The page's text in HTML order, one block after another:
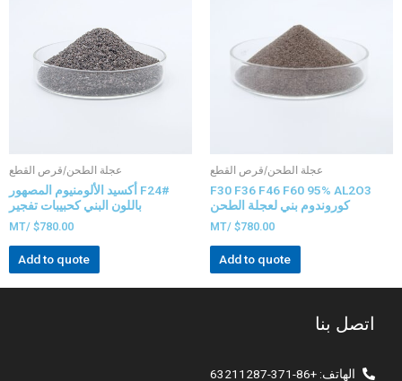
عجلة الطحن/قرص القطع
F30 F36 F46 F60 95% AL2O3
كوروندوم بني لعجلة الطحن
$780.00
/MT
Add to quote
عجلة الطحن/قرص القطع
F24# أكسيد الألومنيوم المصهور
باللون البني كحبيبات تفجير
$780.00
/MT
Add to quote
اتصل بنا
الهاتف: +86-371-63211287